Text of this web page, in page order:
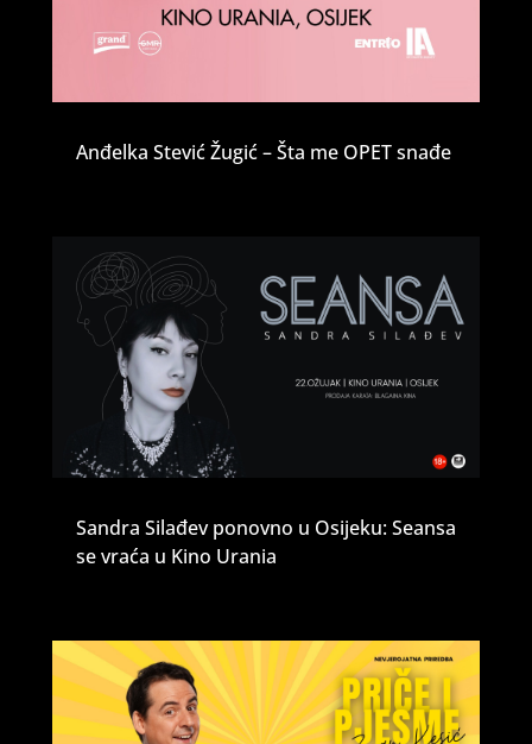
Anđelka Stević Žugić – Šta me OPET snađe
Sandra Silađev ponovno u Osijeku: Seansa
se vraća u Kino Urania